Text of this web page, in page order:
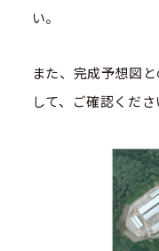
い。
また、完成予想図
して、ご確認くだ